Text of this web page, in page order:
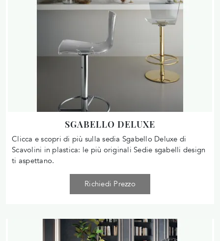
SGABELLO DELUXE
Clicca e scopri di più sulla sedia Sgabello Deluxe di
Scavolini in plastica: le più originali Sedie sgabelli design
ti aspettano.
Richiedi Prezzo